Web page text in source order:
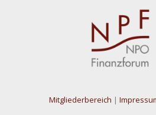
Mitgliederbereich |